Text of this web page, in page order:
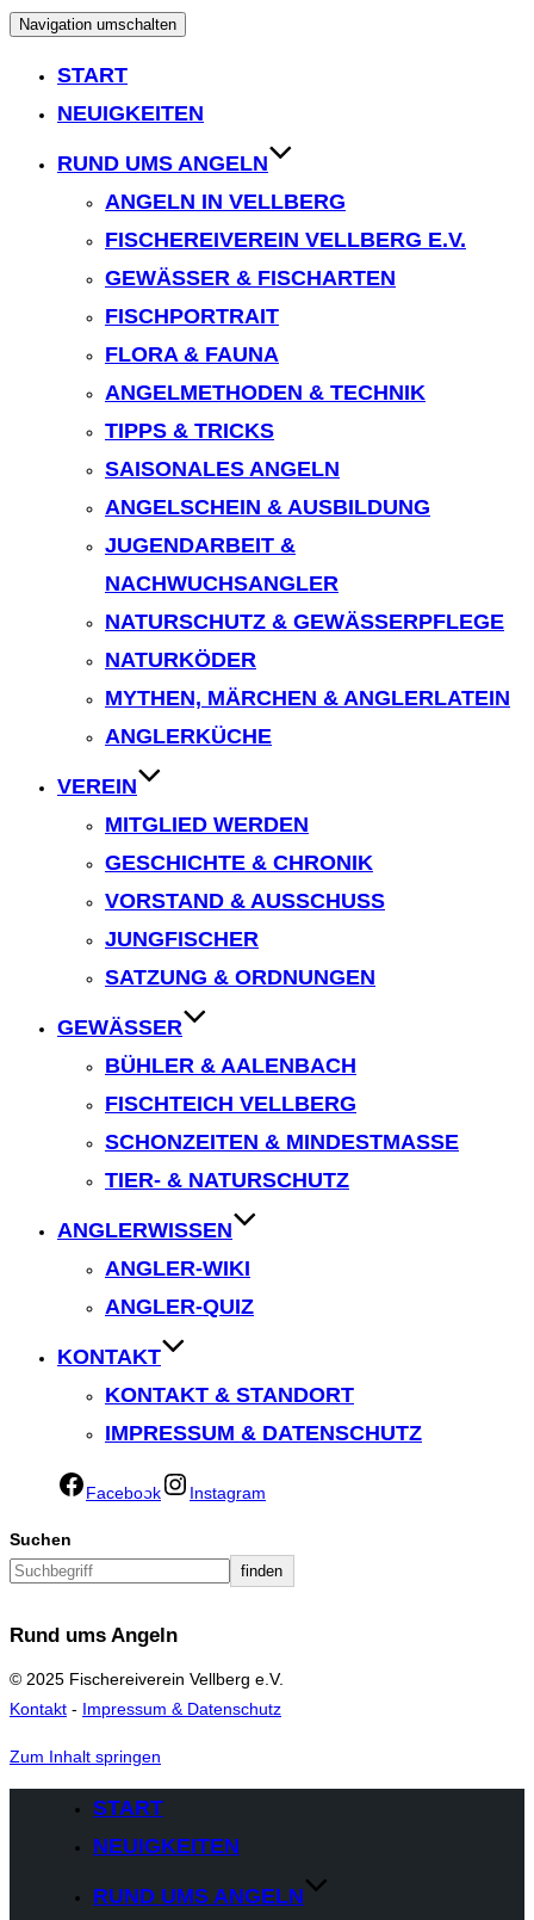
Navigation umschalten
START
NEUIGKEITEN
RUND UMS ANGELN
ANGELN IN VELLBERG
FISCHEREIVEREIN VELLBERG E.V.
GEWÄSSER & FISCHARTEN
FISCHPORTRAIT
FLORA & FAUNA
ANGELMETHODEN & TECHNIK
TIPPS & TRICKS
SAISONALES ANGELN
ANGELSCHEIN & AUSBILDUNG
JUGENDARBEIT &
NACHWUCHSANGLER
NATURSCHUTZ & GEWÄSSERPFLEGE
NATURKÖDER
MYTHEN, MÄRCHEN & ANGLERLATEIN
ANGLERKÜCHE
VEREIN
MITGLIED WERDEN
GESCHICHTE & CHRONIK
VORSTAND & AUSSCHUSS
JUNGFISCHER
SATZUNG & ORDNUNGEN
GEWÄSSER
BÜHLER & AALENBACH
FISCHTEICH VELLBERG
SCHONZEITEN & MINDESTMASSE
TIER- & NATURSCHUTZ
ANGLERWISSEN
ANGLER-WIKI
ANGLER-QUIZ
KONTAKT
KONTAKT & STANDORT
IMPRESSUM & DATENSCHUTZ
Facebook Instagram
Suchen
finden
Rund ums Angeln
© 2025 Fischereiverein Vellberg e.V.
Kontakt - Impressum & Datenschutz
Zum Inhalt springen
START
NEUIGKEITEN
RUND UMS ANGELN